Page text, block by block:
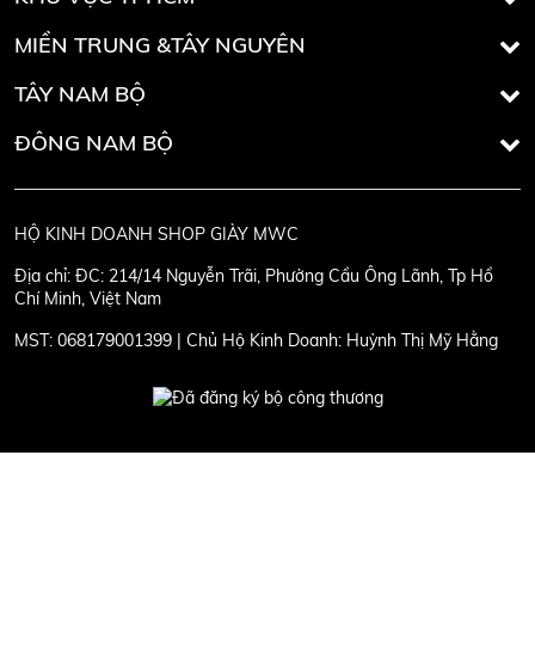
MIỀN TRUNG &TÂY NGUYÊN
TÂY NAM BỘ
ĐÔNG NAM BỘ
HỘ KINH DOANH SHOP GIÀY MWC
Địa chỉ: ĐC: 214/14 Nguyễn Trãi, Phường Cầu Ông Lãnh, Tp Hồ
Chí Minh, Việt Nam
MST: 068179001399 | Chủ Hộ Kinh Doanh: Huỳnh Thị Mỹ Hằng